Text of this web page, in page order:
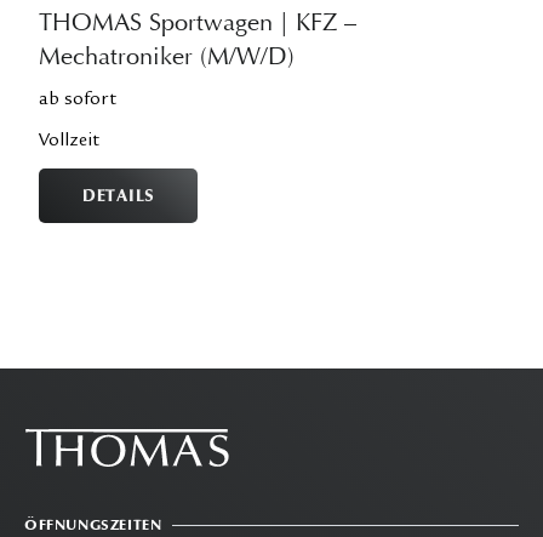
THOMAS Sportwagen | KFZ –
Mechatroniker (M/W/D)
ab sofort
Vollzeit
DETAILS
ÖFFNUNGSZEITEN